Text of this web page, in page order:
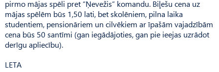
pirmo mājas spēli pret “Ņevežis” komandu. Biļešu cena uz
mājas spēlēm būs 1,50 lati, bet skolēniem, pilna laika
studentiem, pensionāriem un cilvēkiem ar īpašām vajadzībām
cena būs 50 santīmi (gan iegādājoties, gan pie ieejas uzrādot
derīgu apliecību).
LETA